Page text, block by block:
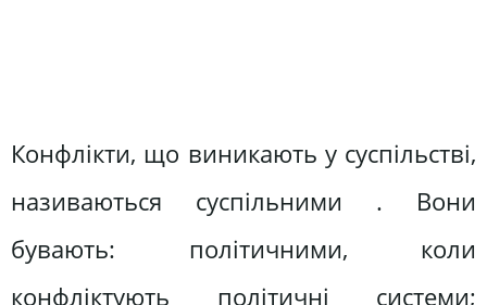
Конфлікти, що виникають у суспільстві,
називаються суспільними . Вони
бувають: політичними, коли
конфліктують політичні системи;